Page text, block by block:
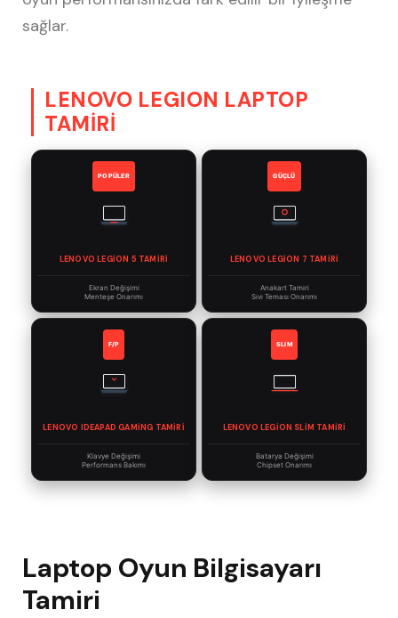
sağlar.
LENOVO LEGION LAPTOP
TAMİRİ
POPÜLER
LENOVO LEGION 5 TAMIRI
Ekran Değişimi
Menteşe Onarımı
GÜÇLÜ
LENOVO LEGION 7 TAMIRI
Anakart Tamiri
Sıvı Teması Onarımı
F/P
LENOVO IDEAPAD GAMING TAMIRI
Klavye Değişimi
Performans Bakımı
SLIM
LENOVO LEGION SLIM TAMIRI
Batarya Değişimi
Chipset Onarımı
Laptop Oyun Bilgisayarı
Tamiri